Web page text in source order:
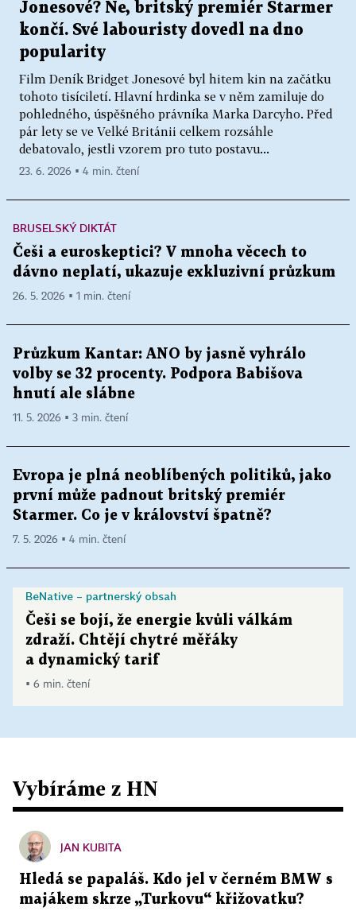
Jonesové? Ne, britský premiér Starmer
končí. Své labouristy dovedl na dno
popularity
Film Deník Bridget Jonesové byl hitem kin na začátku
tohoto tisíciletí. Hlavní hrdinka se v něm zamiluje do
pohledného, úspěšného právníka Marka Darcyho. Před
pár lety se ve Velké Británii celkem rozsáhle
debatovalo, jestli vzorem pro tuto postavu...
23. 6. 2026 ▪ 4 min. čtení
BRUSELSKÝ DIKTÁT
Češi a euroskeptici? V mnoha věcech to
dávno neplatí, ukazuje exkluzivní průzkum
26. 5. 2026 ▪ 1 min. čtení
Průzkum Kantar: ANO by jasně vyhrálo
volby se 32 procenty. Podpora Babišova
hnutí ale slábne
11. 5. 2026 ▪ 3 min. čtení
Evropa je plná neoblíbených politiků, jako
první může padnout britský premiér
Starmer. Co je v království špatně?
7. 5. 2026 ▪ 4 min. čtení
BeNative – partnerský obsah
Češi se bojí, že energie kvůli válkám
zdraží. Chtějí chytré měřáky
a dynamický tarif
▪ 6 min. čtení
Vybíráme z HN
JAN KUBITA
Hledá se papaláš. Kdo jel v černém BMW s
majákem skrze „Turkovu“ křižovatku?